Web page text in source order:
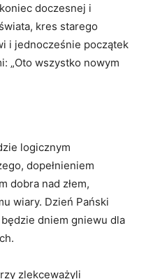
doczesnej i
kres starego
i jednocześnie początek
„Oto wszystko nowym
logicznym
dopełnieniem
dobra nad złem,
wiary. Dzień Pański
dniem gniewu dla
zlekceważyli